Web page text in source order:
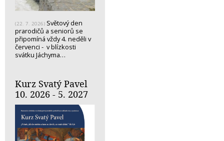
(22. 7. 2026) Světový den
prarodičů a seniorů se
připomíná vždy 4. neděli v
červenci - v blízkosti
svátku Jáchyma…
Kurz Svatý Pavel
10. 2026 - 5. 2027